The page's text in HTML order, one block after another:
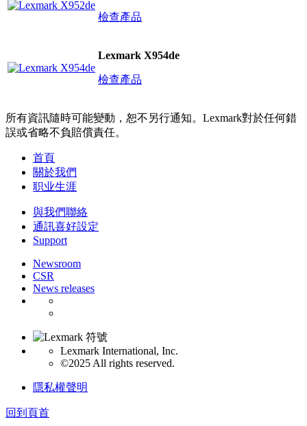
檢查產品
Lexmark X954de
檢查產品
所有資訊隨時可能變動，恕不另行通知。Lexmark對於任何錯
誤或省略不負賠償責任。
首頁
關於我們
职业生涯
與我們聯絡
通訊喜好設定
Support
Newsroom
CSR
News releases
Lexmark International, Inc.
©2025 All rights reserved.
隱私權聲明
回到頁首